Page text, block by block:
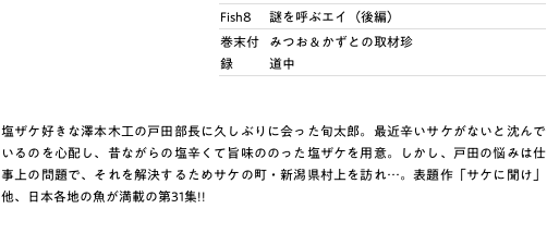
Fish8
謎を呼ぶエイ（後編）
巻末付
録
みつお＆かずとの取材珍
道中
塩ザケ好きな澤本木工の戸田部長に久しぶりに会った旬太郎。最近辛いサケがないと沈んで
いるのを心配し、昔ながらの塩辛くて旨味ののった塩ザケを用意。しかし、戸田の悩みは仕
事上の問題で、それを解決するためサケの町・新潟県村上を訪れ…。表題作「サケに聞け」
他、日本各地の魚が満載の第31集!!